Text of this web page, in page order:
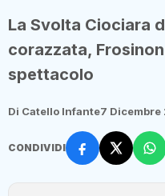
La Svolta Ciociara
corazzata,
spettacolo
Di Catello Infante7 Dicembre
CONDIVIDI